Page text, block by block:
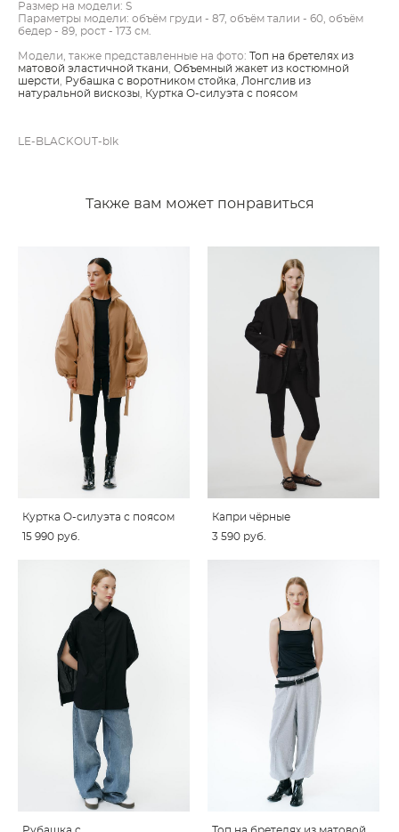
Размер на модели: S
Параметры модели: объём груди - 87, объём талии - 60, объём
бедер - 89, рост - 173 см.
Модели, также представленные на фото: Топ на бретелях из
матовой эластичной ткани Объемный жакет из костюмной
шерсти
Рубашка c воротником стойка
Лонгслив из
натуральной вискозы
Куртка O-силуэта с поясом
LE-BLACKOUT-blk
Также вам может понравиться
Куртка O-силуэта с поясом
15 990 pуб.
Капри чёрные
3 590 pуб.